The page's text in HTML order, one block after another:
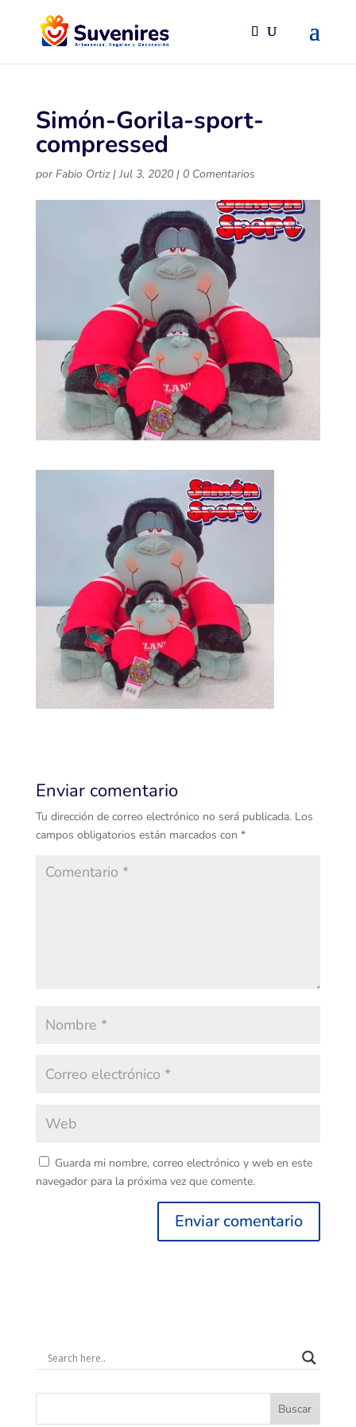
Simón-Gorila-sport-
compressed
porFabio Ortiz|Jul 3, 2020| 0 Comentarios
Enviar comentario
Tu dirección de correo electrónico no será publicada. Los
campos obligatorios están marcados con *
Guarda mi nombre, correo electrónico y web en este
navegador para la próxima vez que comente.
Buscar